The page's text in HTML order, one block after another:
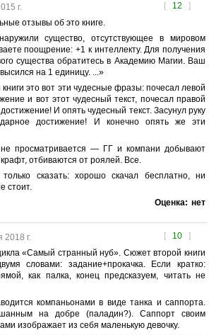
[ 12 ]
г.
отзывы об это книге.
существо, отсутствующее в мировом
поощрение: +1 к интеллекту. Для получения
существа обратитесь в Академию Магии. Ваш
на 1 единицу. ...»
книги это вот эти чудесные фразы: почесал левой
и вот этот чудесный текст, почесал правой
И опять чудесный текст. Засунул руку
достижение! И конечно опять же эти
просматривается — ГГ и компани добывают
отбиваются от роялей. Все.
только сказать: хорошо скачал бесплатно, ни
стоит.
Оценка: нет
[ 10 ]
2018 г.
«Самый странный нуб». Сюжет второй книги
словами: задание+прокачка. Если кратко:
как палка, конец предсказуем, читать не
компаньонами в виде танка и саппорта.
на добре (паладин?). Саппорт своим
изображает из себя маленькую девочку.